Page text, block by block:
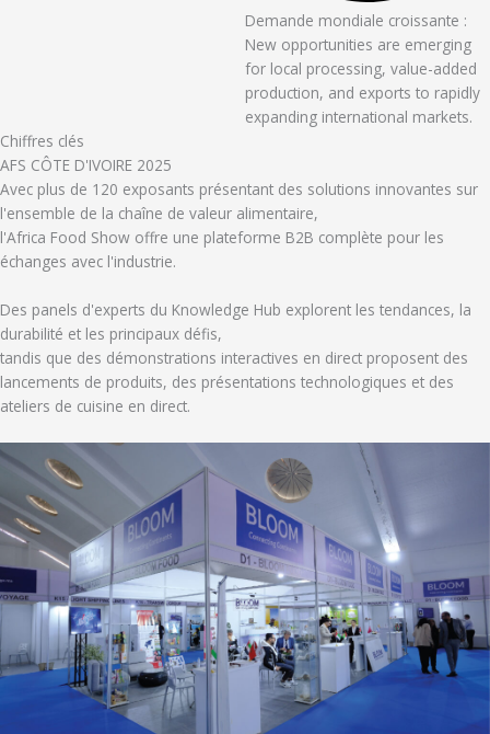
Demande mondiale croissante :
New opportunities are emerging
for local processing, value-added
production, and exports to rapidly
expanding international markets.
Chiffres clés
AFS CÔTE D'IVOIRE 2025
Avec plus de 120 exposants présentant des solutions innovantes sur
l'ensemble de la chaîne de valeur alimentaire,
l'Africa Food Show offre une plateforme B2B complète pour les
échanges avec l'industrie.
Des panels d'experts du Knowledge Hub explorent les tendances, la
durabilité et les principaux défis,
tandis que des démonstrations interactives en direct proposent des
lancements de produits, des présentations technologiques et des
ateliers de cuisine en direct.